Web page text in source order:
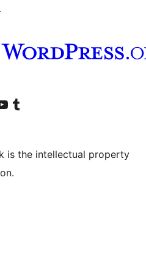
besuchen
Konto besuchen
YouTube-Kanal besuchen
Unser Tumblr-Konto besuchen
is the intellectual property